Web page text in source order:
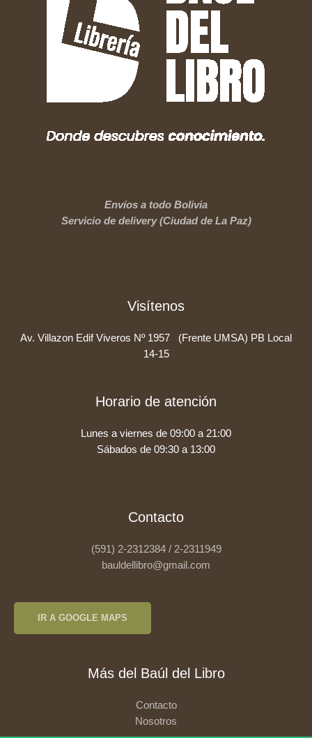
Envíos a todo Bolivia
Servicio de delivery (Ciudad de La Paz)
Visítenos
Av. Villazon Edif Viveros Nº 1957 (Frente UMSA) PB Local
14-15
Horario de atención
Lunes a viernes de 09:00 a 21:00
Sábados de 09:30 a 13:00
Contacto
(591) 2-2312384 / 2-2311949
bauldellibro@gmail.com
IR A GOOGLE MAPS
Más del Baúl del Libro
Contacto
Nosotros